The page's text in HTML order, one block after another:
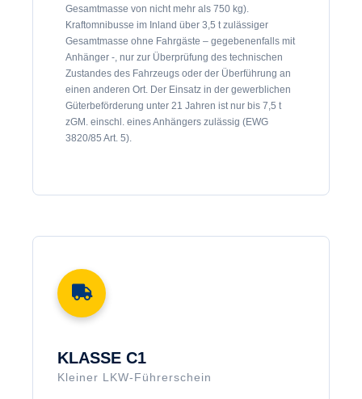
Gesamtmasse von nicht mehr als 750 kg).
Kraftomnibusse im Inland über 3,5 t zulässiger
Gesamtmasse ohne Fahrgäste – gegebenenfalls mit
Anhänger -, nur zur Überprüfung des technischen
Zustandes des Fahrzeugs oder der Überführung an
einen anderen Ort. Der Einsatz in der gewerblichen
Güterbeförderung unter 21 Jahren ist nur bis 7,5 t
zGM. einschl. eines Anhängers zulässig (EWG
3820/85 Art. 5).
KLASSE C1
Kleiner LKW-Führerschein